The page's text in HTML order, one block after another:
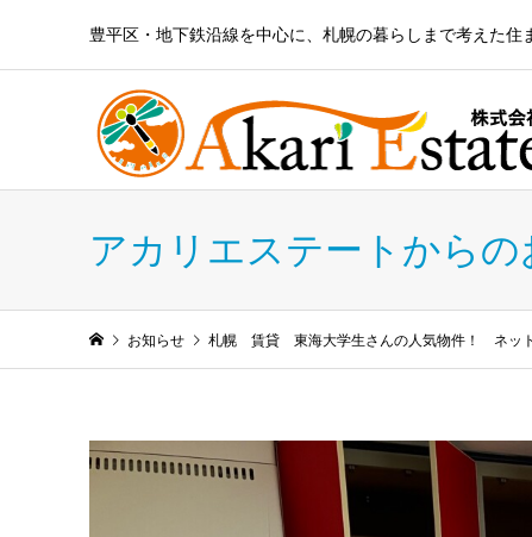
豊平区・地下鉄沿線を中心に、札幌の暮らしまで考えた住
アカリエステートからの
お知らせ 札幌 賃貸 東海大学生さんの人気物件！ ネット